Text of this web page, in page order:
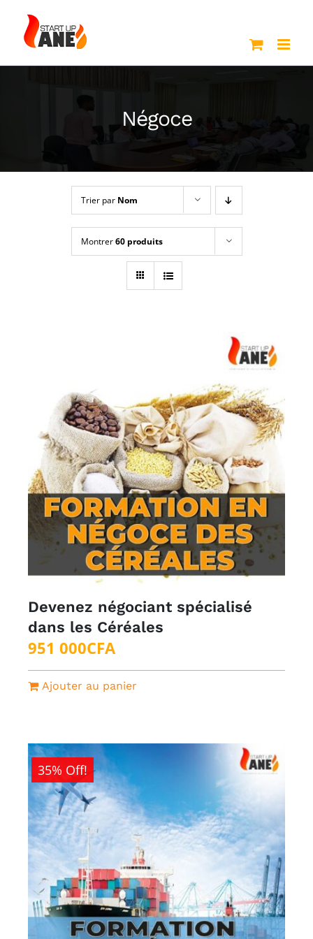
contenu
Négoce
Trier par Nom
Montrer60 produits
Devenez négociant spécialisé
dans les Céréales
951 000CFA
Ajouter au panier
35% Off!